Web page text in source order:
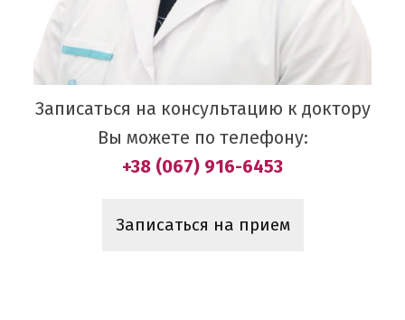
Записаться на консультацию к доктору
Вы можете по телефону:
+38 (067) 916-6453
Записаться на прием